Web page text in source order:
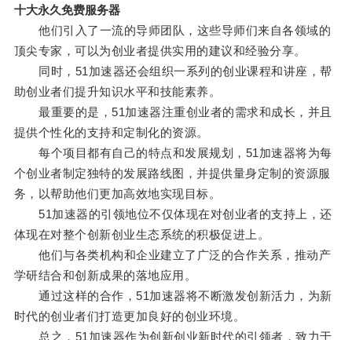
十大永久免费服务器
他们引入了一流的导师团队，这些导师们来自各领域的
顶尖专家，可以为创业者提供实用的建议和经验分享。
同时，51加速器还会组织一系列的创业课程和讲座，帮
助创业者们提升知识水平和技能素养。
最重要的是，51加速器注重创业者的需求和成长，并且
提供个性化的支持和定制化的资源。
每个项目都有自己的特点和发展规划，51加速器将为每
个创业者制定独特的发展路线图，并提供量身定制的资源服
务，以帮助他们更加高效地实现目标。
51加速器的引领地位不仅体现在对创业者的支持上，还
体现在对整个创新创业生态系统的积极促进上。
他们与各类机构和企业建立了广泛的合作关系，推动产
学研结合和创新成果的落地应用。
通过这样的合作，51加速器将不断激发创新活力，为新
时代的创业者们打造更加良好的创业环境。
总之，51加速器作为创新创业新时代的引领者，致力于